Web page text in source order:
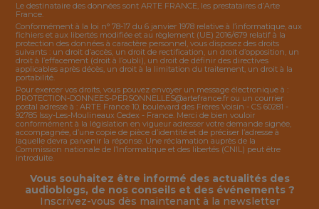
Le destinataire des données sont ARTE FRANCE, les prestataires d’Arte
France.
Conformément à la loi n° 78-17 du 6 janvier 1978 relative à l’informatique, aux
fichiers et aux libertés modifiée et au règlement (UE) 2016/679 relatif à la
protection des données à caractère personnel, vous disposez des droits
suivants : un droit d’accès, un droit de rectification, un droit d’opposition, un
droit à l’effacement (droit à l’oubli), un droit de définir des directives
applicables après décès, un droit à la limitation du traitement, un droit à la
portabilité.
Pour exercer vos droits, vous pouvez envoyer un message électronique à :
PROTECTION-DONNEES-PERSONNELLES@artefrance.fr ou un courrier
postal adressé à : ARTE France 10, boulevard des Frères Voisin - CS 60281 -
92785 Issy-Les-Moulineaux Cedex - France. Merci de bien vouloir
conformément à la législation en vigueur adresser votre demande signée,
accompagnée, d’une copie de pièce d’identité et de préciser l’adresse à
laquelle devra parvenir la réponse. Une réclamation auprès de la
Commission nationale de l’Informatique et des libertés (CNIL) peut être
introduite.
Vous souhaitez être informé des actualités des
audioblogs, de nos conseils et des événements ?
Inscrivez-vous dès maintenant à la newsletter